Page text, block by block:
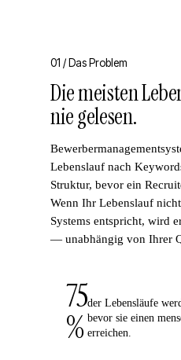
01 / Das Problem
Die meisten
nie gelesen.
Lebenslauf nach
Struktur, bevor ein
Wenn Ihr Lebenslauf
Systems entspricht, wird
— unabhängig von Ihrer
75
%
der Lebensläufe
bevor sie einen
erreichen.